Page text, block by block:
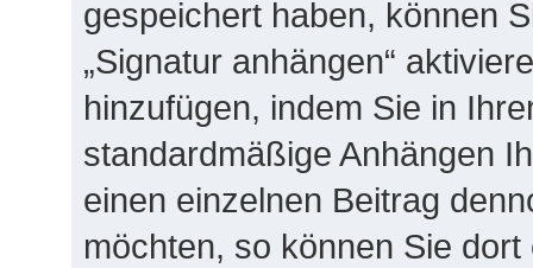
gespeichert haben, können
„Signatur anhängen“
hinzufügen, indem Sie in
standardmäßige Anhängen
einen einzelnen Beitrag
möchten, so können Sie